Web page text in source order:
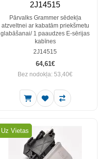
2J14515
Pārvalks Grammer sēdekļa
atzveltnei ar kabatām priekšmetu
glabāšanai/ 1 paaudzes E-sērijas
kabīnes
2J14515
64,61€
Bez nodokļa: 53,40€
Uz Vietas